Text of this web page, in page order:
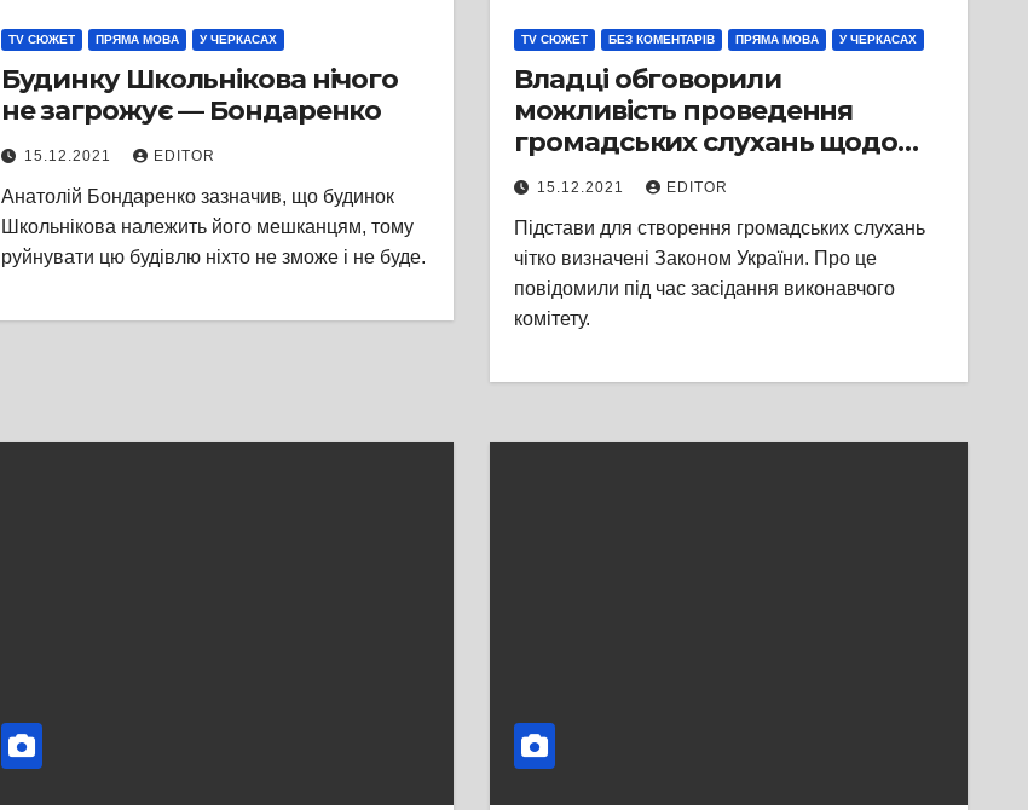
TV СЮЖЕТ ПРЯМА МОВА У ЧЕРКАСАХ
Будинку Школьнікова нічого
не загрожує — Бондаренко
15.12.2021 EDITOR
Анатолій Бондаренко зазначив, що будинок
Школьнікова належить його мешканцям, тому
руйнувати цю будівлю ніхто не зможе і не буде.
TV СЮЖЕТ БЕЗ КОМЕНТАРІВ ПРЯМА МОВА У ЧЕРКАСАХ
Владці обговорили
можливість проведення
громадських слухань щодо
забудови Замкового узвозу
15.12.2021 EDITOR
Підстави для створення громадських слухань
чітко визначені Законом України. Про це
повідомили під час засідання виконавчого
комітету.